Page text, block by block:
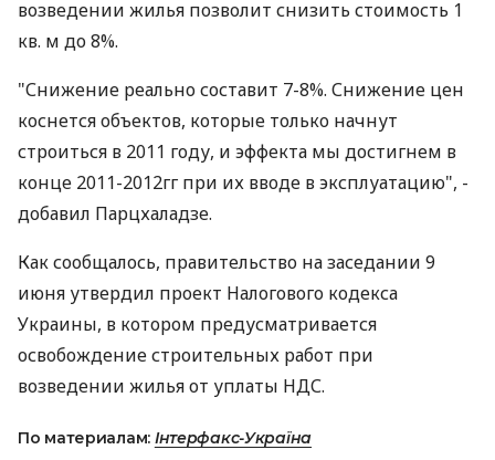
возведении жилья позволит снизить стоимость 1
кв. м до 8%.
"Снижение реально составит 7-8%. Снижение цен
коснется объектов, которые только начнут
строиться в 2011 году, и эффекта мы достигнем в
конце 2011-2012гг при их вводе в эксплуатацию", -
добавил Парцхаладзе.
Как сообщалось, правительство на заседании 9
июня утвердил проект Налогового кодекса
Украины, в котором предусматривается
освобождение строительных работ при
возведении жилья от уплаты НДС.
По материалам: Інтерфакс-Україна